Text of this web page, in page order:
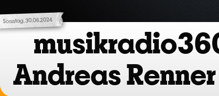
Sonntag, 30.06.2024
Andreas